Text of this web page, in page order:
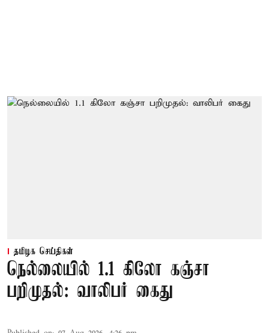
தமிழக செய்திகள்
நெல்லையில் 1.1 கிலோ கஞ்சா
பறிமுதல்: வாலிபர் கைது